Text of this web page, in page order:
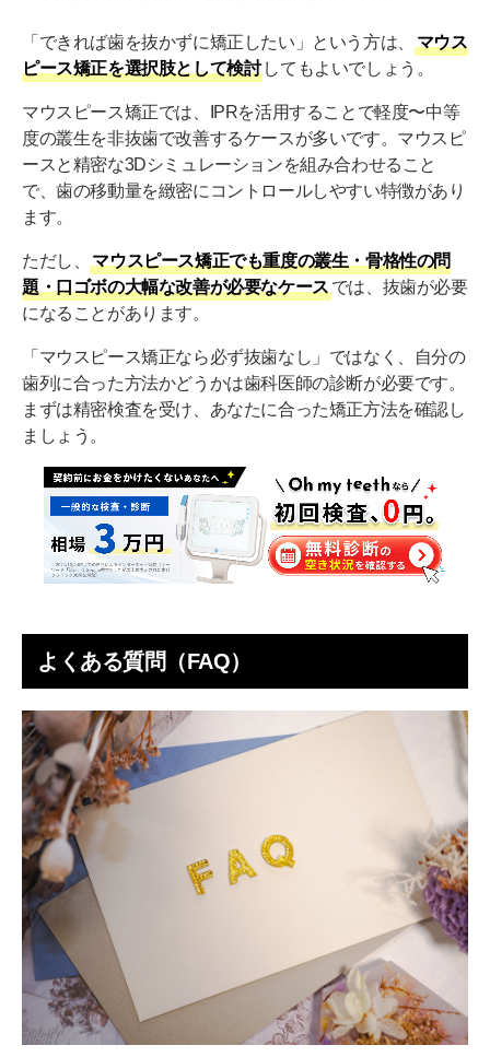
「できれば歯を抜かずに矯正したい」という方は、
マウス
ピース矯正を選択肢として検討 してもよいでしょう。
マウスピース矯正では、IPRを活用することで軽度〜中等
度の叢生を非抜歯で改善するケースが多いです。マウスピ
ースと精密な3Dシミュレーションを組み合わせること
で、歯の移動量を緻密にコントロールしやすい特徴があり
ます。
ただし、
マウスピース矯正でも重度の叢生・骨格性の問
題・口ゴボの大幅な改善が必要なケース では、抜歯が必要
になることがあります。
「マウスピース矯正なら必ず抜歯なし」ではなく、自分の
歯列に合った方法かどうかは歯科医師の診断が必要です。
まずは精密検査を受け、あなたに合った矯正方法を確認し
ましょう。
よくある質問（FAQ）